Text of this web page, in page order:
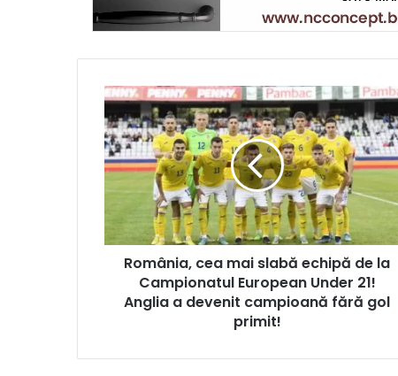
România, cea mai slabă echipă de la
Campionatul European Under 21!
Anglia a devenit campioană fără gol
primit!